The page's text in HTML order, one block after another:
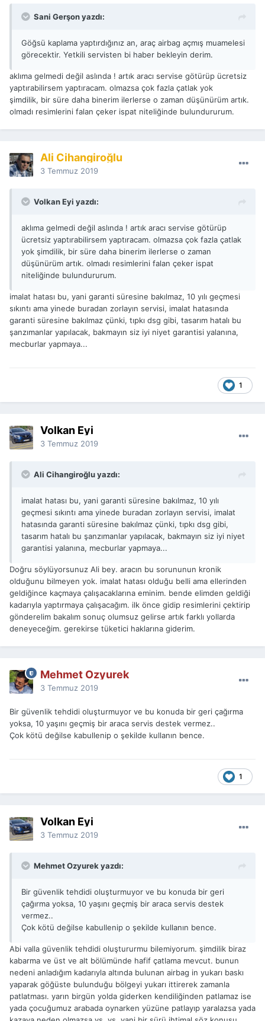
Sani Gerşon yazdı:
Göğsü kaplama yaptırdığınız an, araç airbag açmış muamelesi
görecektir. Yetkili servisten bi haber bekleyin derim.
aklıma gelmedi değil aslında ! artık aracı servise götürüp ücretsiz
yaptırabilirsem yaptıracam. olmazsa çok fazla çatlak yok
şimdilik, bir süre daha binerim ilerlerse o zaman düşünürüm artık.
olmadı resimlerini falan çeker ispat niteliğinde bulundururum.
Ali Cihangiroğlu
3 Temmuz 2019
Volkan Eyi yazdı:
aklıma gelmedi değil aslında ! artık aracı servise götürüp
ücretsiz yaptırabilirsem yaptıracam. olmazsa çok fazla çatlak
yok şimdilik, bir süre daha binerim ilerlerse o zaman
düşünürüm artık. olmadı resimlerini falan çeker ispat
niteliğinde bulundururum.
imalat hatası bu, yani garanti süresine bakılmaz, 10 yılı geçmesi
sıkıntı ama yinede buradan zorlayın servisi, imalat hatasında
garanti süresine bakılmaz çünki, tıpkı dsg gibi, tasarım hatalı bu
şanzımanlar yapılacak, bakmayın siz iyi niyet garantisi yalanına,
mecburlar yapmaya...
1
Volkan Eyi
3 Temmuz 2019
Ali Cihangiroğlu yazdı:
imalat hatası bu, yani garanti süresine bakılmaz, 10 yılı
geçmesi sıkıntı ama yinede buradan zorlayın servisi, imalat
hatasında garanti süresine bakılmaz çünki, tıpkı dsg gibi,
tasarım hatalı bu şanzımanlar yapılacak, bakmayın siz iyi niyet
garantisi yalanına, mecburlar yapmaya...
Doğru söylüyorsunuz Ali bey. aracın bu sorununun kronik
olduğunu bilmeyen yok. imalat hatası olduğu belli ama ellerinden
geldiğince kaçmaya çalışacaklarına eminim. bende elimden geldiği
kadarıyla yaptırmaya çalışacağım. ilk önce gidip resimlerini çektirip
gönderelim bakalım sonuç olumsuz gelirse artık farklı yollarda
deneyeceğim. gerekirse tüketici haklarına giderim.
Mehmet Ozyurek
3 Temmuz 2019
Bir güvenlik tehdidi oluşturmuyor ve bu konuda bir geri çağırma
yoksa, 10 yaşını geçmiş bir araca servis destek vermez..
Çok kötü değilse kabullenip o şekilde kullanın bence.
1
Volkan Eyi
3 Temmuz 2019
Mehmet Ozyurek yazdı:
Bir güvenlik tehdidi oluşturmuyor ve bu konuda bir geri
çağırma yoksa, 10 yaşını geçmiş bir araca servis destek
vermez..
Çok kötü değilse kabullenip o şekilde kullanın bence.
Abi valla güvenlik tehdidi oluştururmu bilemiyorum. şimdilik biraz
kabarma ve üst ve alt bölümünde hafif çatlama mevcut. bunun
nedeni anladığım kadarıyla altında bulunan airbag in yukarı baskı
yaparak göğüste bulunduğu bölgeyi yukarı ittirerek zamanla
patlatması. yarın birgün yolda giderken kendiliğinden patlamaz ise
yada çocuğumuz arabada oynarken yüzüne patlayıp yaralazsa yada